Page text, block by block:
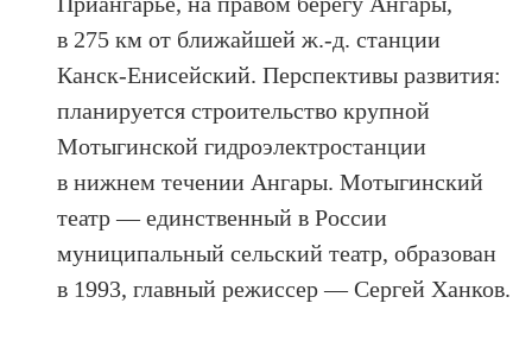
в 275 км от ближайшей ж.-д. станции
Канск-Енисейский. Перспективы развития:
планируется строительство крупной
Мотыгинской гидроэлектростанции
в нижнем течении Ангары. Мотыгинский
театр — единственный в России
муниципальный сельский театр, образован
в 1993, главный режиссер — Сергей Ханков.